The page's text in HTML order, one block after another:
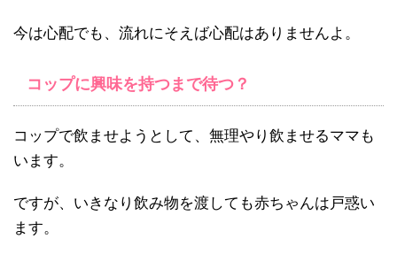
今は心配でも、流れにそえば心配はありませんよ。
コップに興味を持つまで待つ？
コップで飲ませようとして、無理やり飲ませるママも
います。
ですが、いきなり飲み物を渡しても赤ちゃんは戸惑い
ます。